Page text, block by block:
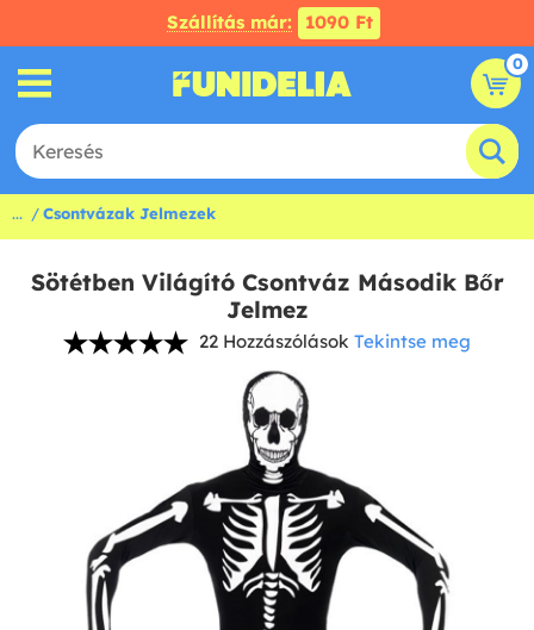
Szállítás már: 1090 Ft
0
... Csontvázak Jelmezek
Sötétben Világító Csontváz Második Bőr
Jelmez
22 Hozzászólások Tekintse meg